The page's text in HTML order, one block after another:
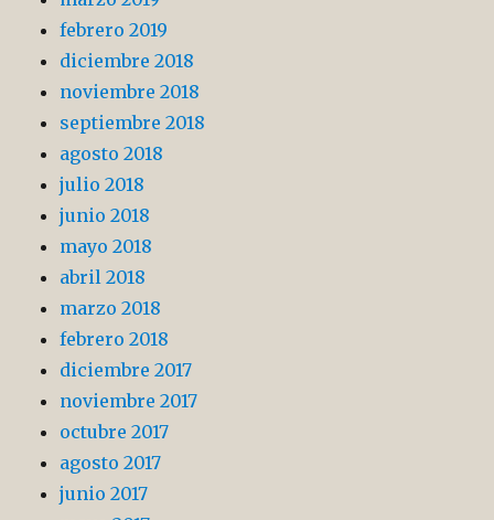
febrero 2019
diciembre 2018
noviembre 2018
septiembre 2018
agosto 2018
julio 2018
junio 2018
mayo 2018
abril 2018
marzo 2018
febrero 2018
diciembre 2017
noviembre 2017
octubre 2017
agosto 2017
junio 2017